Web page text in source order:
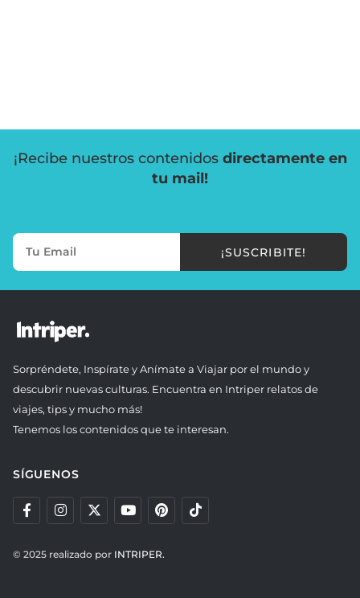
¡Recibe nuestros contenidos directamente en
tu mail!
¡SUSCRIBITE!
Sorpréndete, Inspírate y Anímate a Viajar por el mundo y
descubrir nuevas culturas. Encuentra en Intriper relatos de
viajes, tips y mucho más!
Tenemos los contenidos que te interesan.
SÍGUENOS
© 2025 realizado por INTRIPER.